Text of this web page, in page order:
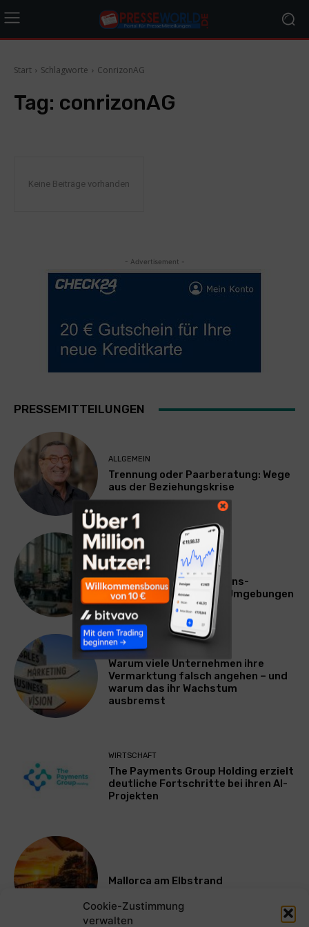
Cookie-Zustimmung
verwalten
Start Schlagworte ConrizonAG
Tag: conrizonAG
Keine Beiträge vorhanden
- Advertisement -
PRESSEMITTEILUNGEN
ALLGEMEIN
Trennung oder Paarberatung: Wege
aus der Beziehungskrise
TECHNIK
SourcingBlox startet
CentaurNexus: Operations-
Plattform für Zscaler-Umgebungen
WERBUNG & MARKETING
Warum viele Unternehmen ihre
Vermarktung falsch angehen – und
warum das ihr Wachstum
ausbremst
WIRTSCHAFT
The Payments Group Holding erzielt
deutliche Fortschritte bei ihren AI-
Projekten
Mallorca am Elbstrand